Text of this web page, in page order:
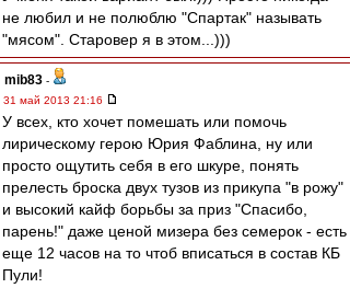
не любил и не полюблю "Спартак" называть
"мясом". Старовер я в этом...)))
mib83 -
31 май 2013 21:16
У всех, кто хочет помешать или помочь
лирическому герою Юрия Фаблина, ну или
просто ощутить себя в его шкуре, понять
прелесть броска двух тузов из прикупа "в рожу"
и высокий кайф борьбы за приз "Спасибо,
парень!" даже ценой мизера без семерок - есть
еще 12 часов на то чтоб вписаться в состав КБ
Пули!